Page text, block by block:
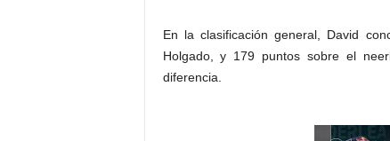
En la clasificación general, David
Holgado, y 179 puntos sobre el
diferencia.